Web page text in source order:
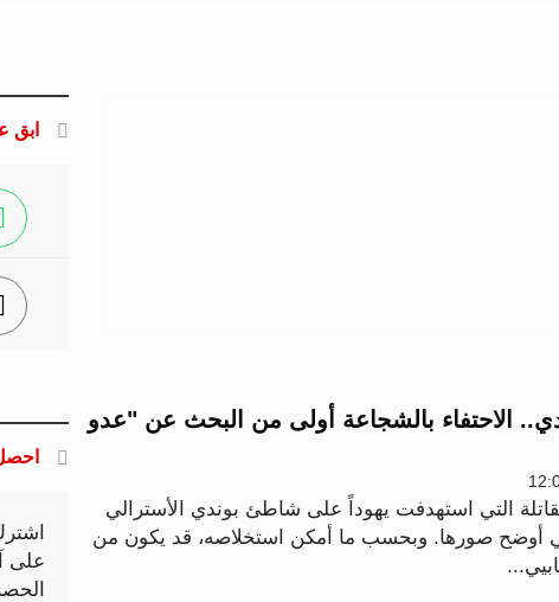
الاحتفاء بالشجاعة أولى من البحث عن "عدو
التي استهدفت يهوداً على شاطئ بوندي الأسترالي
أوضح صورها. وبحسب ما أمكن استخلاصه، قد يكون من
ابق
على